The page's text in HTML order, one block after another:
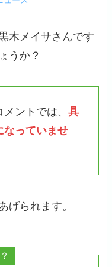
木メイサさんです
うか？
メントでは、具
なっていませ
げられます。